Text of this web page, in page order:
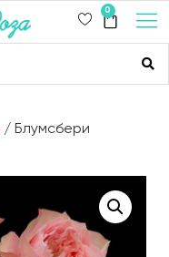
0
/ Блумсбери